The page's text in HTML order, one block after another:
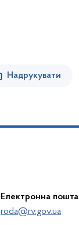
Надрукувати
Електронна пошта
roda@rv.gov.ua